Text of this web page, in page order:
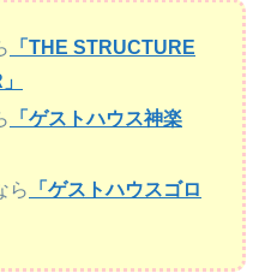
「THE STRUCTURE
「ゲストハウス神楽
ら
「ゲストハウスゴロ